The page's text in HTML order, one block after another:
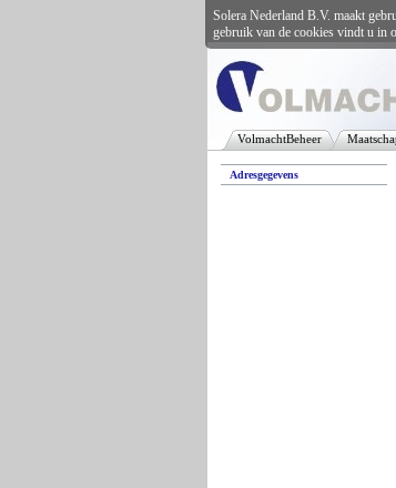
VolmachtBeheer
Adresgegevens
Solera Nederland B.V. maakt
gebruik van de cookies vindt u in